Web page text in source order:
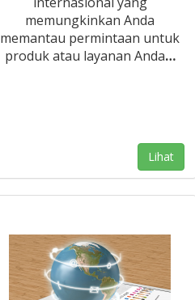
memungkinkan Anda
memantau permintaan untuk
produk atau layanan Anda…
Lihat